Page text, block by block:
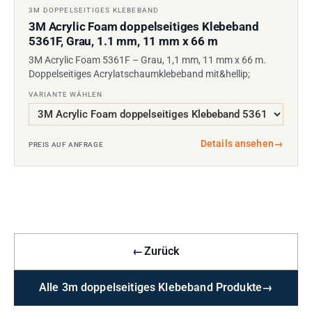
3M DOPPELSEITIGES KLEBEBAND
3M Acrylic Foam doppelseitiges Klebeband
5361F, Grau, 1.1 mm, 11 mm x 66 m
3M Acrylic Foam 5361F – Grau, 1,1 mm, 11 mm x 66 m.
Doppelseitiges Acrylatschaumklebeband mit&hellip;
VARIANTE WÄHLEN
PREIS AUF ANFRAGE Details ansehen→
←Zurück
Alle 3m doppelseitiges Klebeband Produkte→